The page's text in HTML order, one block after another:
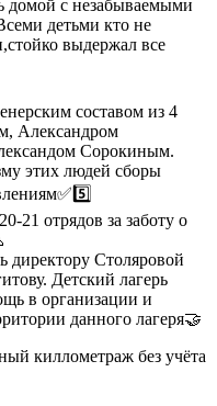
домой с незабываемыми
детьми кто не
выдержал все
составом из 4
Александром
Сорокиным.
этих людей сборы
21 отрядов за заботу о
директору Столяровой
Детский лагерь
в организации и
данного лагеря🤝
киллометраж без учёта